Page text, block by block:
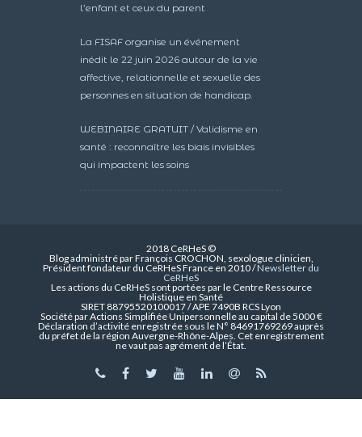
l’enfant et ceux du parent
La FISAF organise un événement
inédit le 22 juin 2026 autour de la vie
affective, relationnelle et sexuelle des
personnes en situation de handicap.
WEBINAIRE GRATUIT / Validisme en
santé : reconnaître les biais invisibles
qui impactent les soins
2018 CeRHeS ©
Blog administré par François CROCHON, sexologue clinicien,
Président fondateur du CeRHeS France en 2010 /Newsletter du
CeRHeS
Les actions du CeRHeS sont portées par le Centre Ressource
Holistique en Santé
SIRET 88795520100017 / APE 7490B RCS Lyon
Société par Actions Simplifiée Unipersonnelle au capital de 5000 €
Déclaration d’activité enregistrée sous le N° 84691769269 auprès
du préfet de la région Auvergne-Rhône-Alpes. Cet enregistrement
ne vaut pas agrément de l’État.